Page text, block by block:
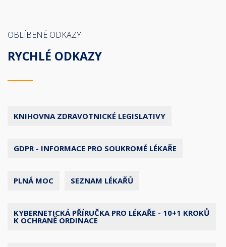
OBLÍBENÉ ODKAZY
RYCHLÉ ODKAZY
KNIHOVNA ZDRAVOTNICKÉ LEGISLATIVY
GDPR - INFORMACE PRO SOUKROMÉ LÉKAŘE
PLNÁ MOC SEZNAM LÉKAŘŮ
KYBERNETICKÁ PŘÍRUČKA PRO LÉKAŘE - 10+1 KROKŮ
K OCHRANĚ ORDINACE